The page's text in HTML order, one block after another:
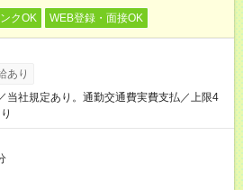
クOK WEB登録・面接OK
あり
当社規定あり。通勤交通費実費支払／上限4